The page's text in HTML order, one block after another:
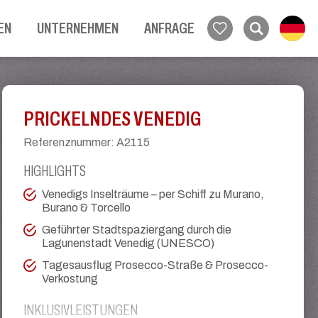
UNTERNEHMEN ANFRAGE
PRICKELNDES VENEDIG
Referenznummer:A2115
HIGHLIGHTS
Venedigs Inselträume – per Schiff zu Murano,
Burano & Torcello
Geführter Stadtspaziergang durch die
Lagunenstadt Venedig (UNESCO)
Tagesausflug Prosecco-Straße & Prosecco-
Verkostung
INKLUSIVLEISTUNGEN